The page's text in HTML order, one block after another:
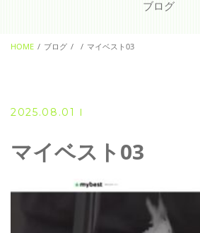
contact
ブログ
HOME ブログ マイベスト03
2025.08.01
マイベスト03